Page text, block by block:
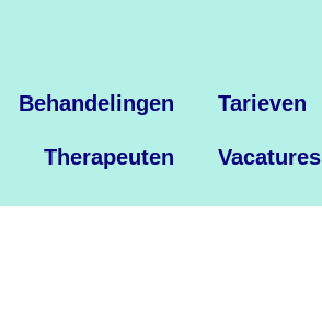
Behandelingen Tarieven
Therapeuten Vacatures